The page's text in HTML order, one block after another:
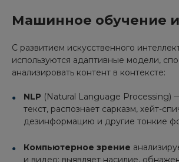
Машинное обучение
С развитием искусственного
используются адаптивные модели,
анализировать контент в контексте:
NLP (Natural Language Processing)
текст, распознает сарказм, хейт-
дезинформацию и другие тонкие
Компьютерное зрение
и видео: выявляет насилие,